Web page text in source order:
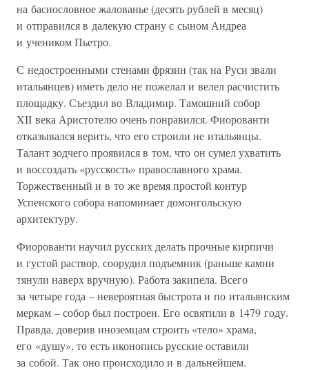
на баснословное жалованье (десять рублей в месяц)
и отправился в далекую страну с сыном Андреа
и учеником Пьетро.
С недостроенными стенами фрязин (так на Руси звали
итальянцев) иметь дело не пожелал и велел расчистить
площадку. Съездил во Владимир. Тамошний собор
XII века Аристотелю очень понравился. Фиорованти
отказывался верить, что его строили не итальянцы.
Талант зодчего проявился в том, что он сумел ухватить
и воссоздать «русскость» православного храма.
Торжественный и в то же время простой контур
Успенского собора напоминает домонгольскую
архитектуру.
Фиорованти научил русских делать прочные кирпичи
и густой раствор, соорудил подъемник (раньше камни
тянули наверх вручную). Работа закипела. Всего
за четыре года – невероятная быстрота и по итальянским
меркам – собор был построен. Его освятили в 1479 году.
Правда, доверив иноземцам строить «тело» храма,
его «душу», то есть иконопись русские оставили
за собой. Так оно происходило и в дальнейшем.